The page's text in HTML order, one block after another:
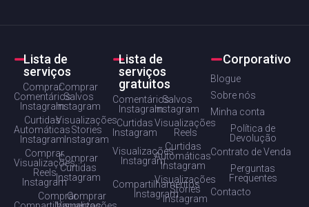
Lista de
serviços
Comprar
Comentários
Instagram
Comprar
Salvos
Instagram
Curtidas
Automáticas
Instagram
Visualizações
Stories
Instagram
Comprar
Visualizações
Reels
Instagram
Comprar
Curtidas
Instagram
ComprarComprar
Lista de
serviços
gratuitos
Comentários
Instagram
Salvos
Instagram
Curtidas
Instagram
Visualizações
Reels
Visualizações
Instagram
Curtidas
Automáticas
Instagram
Compartilhamentos
Instagram
Visualizações
Stories
Instagram
Corporativo
Blogue
Sobre nós
Minha conta
Política de
Devolução
Contrato de Venda
Perguntas
Frequentes
Contacto